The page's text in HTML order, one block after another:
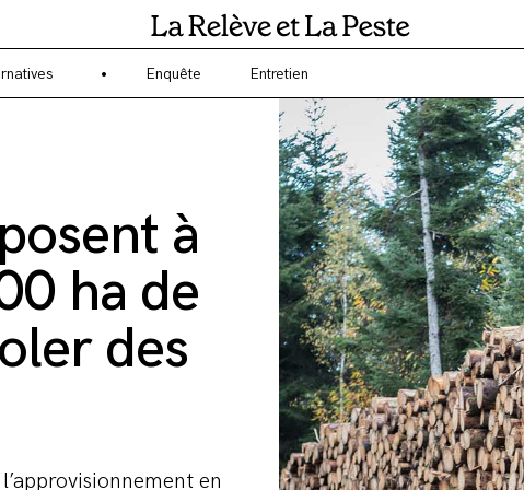
engagé sur l'écologie et l'environnement ? La Relève et la Peste est un
Enquête Entretien
à
ha de
des
en